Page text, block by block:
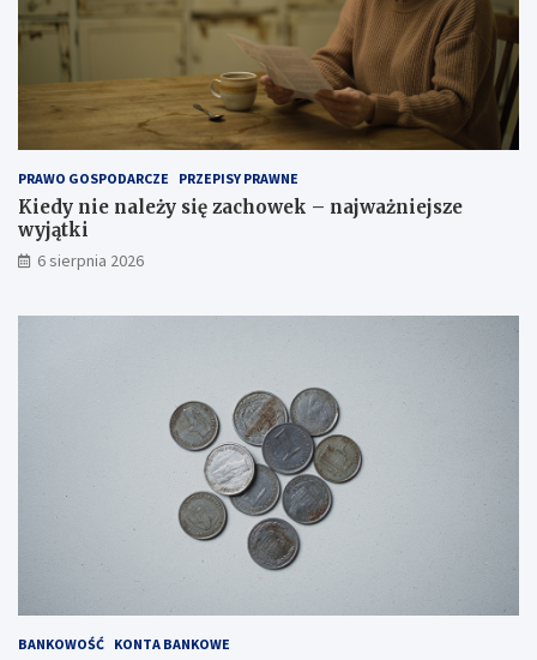
PRAWO GOSPODARCZE PRZEPISY PRAWNE
Kiedy nie należy się zachowek – najważniejsze
wyjątki
6 sierpnia 2026
BANKOWOŚĆ KONTA BANKOWE